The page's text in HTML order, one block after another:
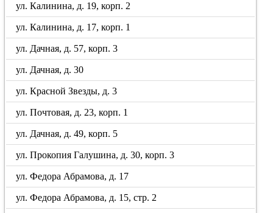
ул. Калинина, д. 19, корп. 2
ул. Калинина, д. 17, корп. 1
ул. Дачная, д. 57, корп. 3
ул. Дачная, д. 30
ул. Красной Звезды, д. 3
ул. Почтовая, д. 23, корп. 1
ул. Дачная, д. 49, корп. 5
ул. Прокопия Галушина, д. 30, корп. 3
ул. Федора Абрамова, д. 17
ул. Федора Абрамова, д. 15, стр. 2